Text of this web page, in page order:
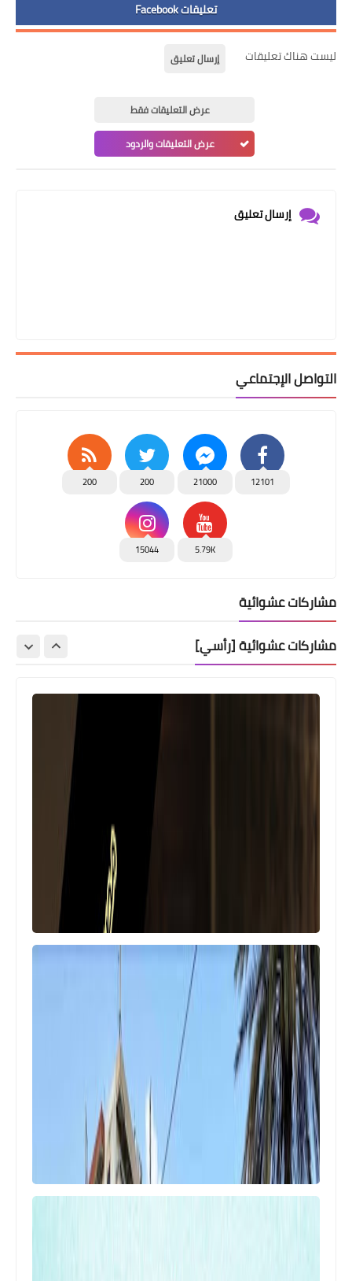
تعليقات Facebook
ليست هناك تعليقات إرسال تعليق
عرض التعليقات فقط
عرض التعليقات والردود
إرسال تعليق
التواصل الإجتماعي
12101
21000
200
200
5.79K
15044
مشاركات عشوائية
مشاركات عشوائية [رأسي]
أخبار البص